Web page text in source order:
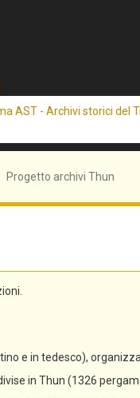
AST - Archivi storici del
Progetto archivi Thun
e in tedesco),
in Thun (1326